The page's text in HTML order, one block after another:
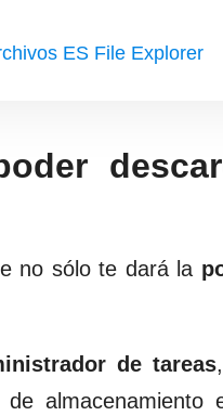
ES File Explorer
no sólo te dará la
de tareas